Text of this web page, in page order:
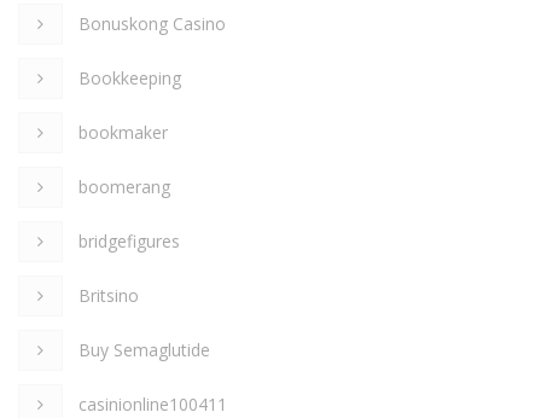
Bonuskong Casino
Bookkeeping
bookmaker
boomerang
bridgefigures
Britsino
Buy Semaglutide
casinionline100411